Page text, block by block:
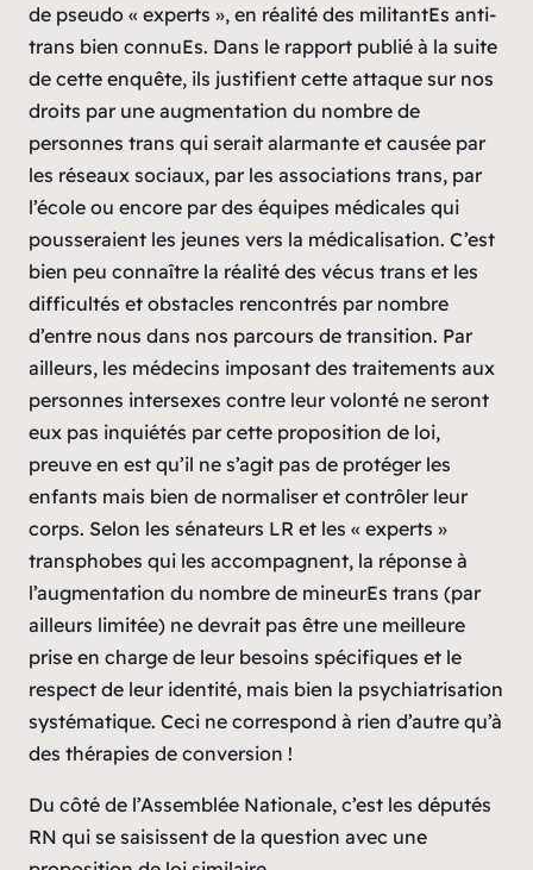
de pseudo « experts », en réalité des militantEs anti-
trans bien connuEs. Dans le rapport publié à la suite
de cette enquête, ils justifient cette attaque sur nos
droits par une augmentation du nombre de
personnes trans qui serait alarmante et causée par
les réseaux sociaux, par les associations trans, par
l’école ou encore par des équipes médicales qui
pousseraient les jeunes vers la médicalisation. C’est
bien peu connaître la réalité des vécus trans et les
difficultés et obstacles rencontrés par nombre
d’entre nous dans nos parcours de transition. Par
ailleurs, les médecins imposant des traitements aux
personnes intersexes contre leur volonté ne seront
eux pas inquiétés par cette proposition de loi,
preuve en est qu’il ne s’agit pas de protéger les
enfants mais bien de normaliser et contrôler leur
corps. Selon les sénateurs LR et les « experts »
transphobes qui les accompagnent, la réponse à
l’augmentation du nombre de mineurEs trans (par
ailleurs limitée) ne devrait pas être une meilleure
prise en charge de leur besoins spécifiques et le
respect de leur identité, mais bien la psychiatrisation
systématique. Ceci ne correspond à rien d’autre qu’à
des thérapies de conversion !
Du côté de l’Assemblée Nationale, c’est les députés
RN qui se saisissent de la question avec une